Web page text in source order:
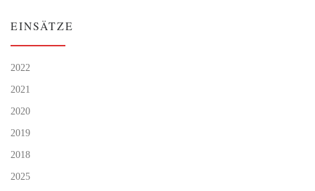
EINSÄTZE
2022
2021
2020
2019
2018
2025